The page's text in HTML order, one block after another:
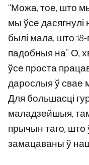
“Можа, тое, што
мы ўсе
былі мала, што
падобныя на” О,
ўсе проста
дарослыя ў свае
Для большасці
маладзейшыя,
прычын таго,
замацаваны ў